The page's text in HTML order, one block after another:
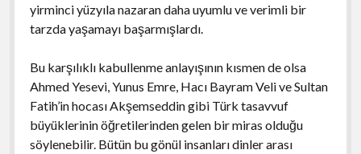
yirminci yüzyıla nazaran daha uyumlu ve verimli bir
tarzda yaşamayı başarmışlardı.
Bu karşılıklı kabullenme anlayışının kısmen de olsa
Ahmed Yesevi, Yunus Emre, Hacı Bayram Veli ve Sultan
Fatih’in hocası Akşemseddin gibi Türk tasavvuf
büyüklerinin öğretilerinden gelen bir miras olduğu
söylenebilir. Bütün bu gönül insanları dinler arası